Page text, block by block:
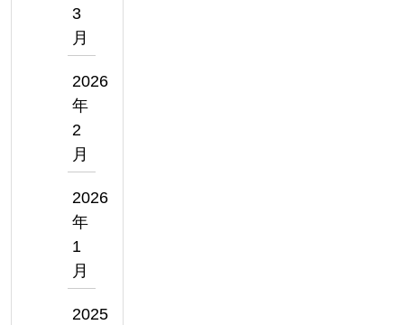
3
月
2026
年
2
月
2026
年
1
月
2025